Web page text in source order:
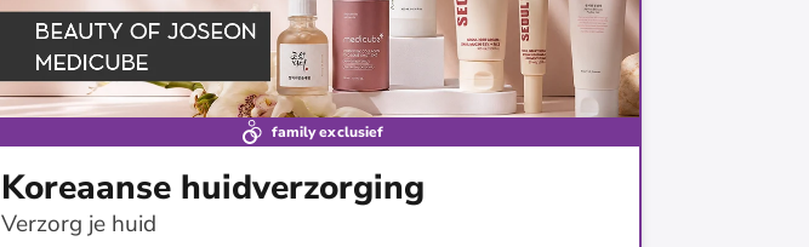
family exclusief
Koreaanse huidverzorging
Verzorg je huid